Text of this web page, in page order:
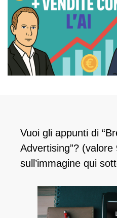
Vuoi gli appunti di
Advertising”?
sull’immagine qui